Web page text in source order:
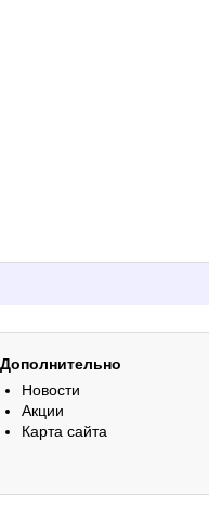
Дополнительно
Новости
Акции
Карта сайта